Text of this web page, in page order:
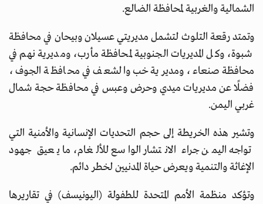
الشمالية والغربية لمحافظة الضالع.
وتمتد رقعة التلوث لتشمل مديريتي عسيلان وبيحان في محافظة
شبوة، وكل المديريات الجنوبية لمحافظة مأرب، ومديرية نهم في
محافظة صنعاء، ومديرية خب والشعف في محافظة الجوف،
فضلًا عن مديريات ميدي وحرض وعبس في محافظة حجة شمال
غربي اليمن.
وتشير هذه الخريطة إلى حجم التحديات الإنسانية والأمنية التي
تواجه اليمن جراء الانتشار الواسع للألغام، ما يعيق جهود
الإغاثة والتنمية ويعرض حياة المدنيين لخطر دائم.
وتؤكد منظمة الأمم المتحدة للطفولة (اليونيسف) في تقاريرها